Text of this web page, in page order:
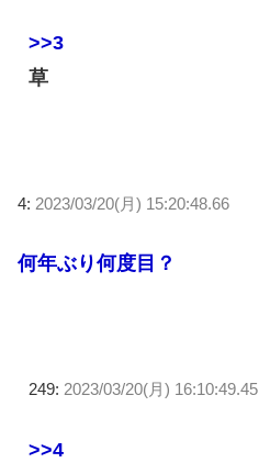
>>3
草
4: 2023/03/20(月) 15:20:48.66
何年ぶり何度目？
249: 2023/03/20(月) 16:10:49.45
>>4